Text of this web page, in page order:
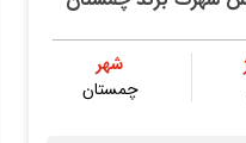
شهر
چمستان